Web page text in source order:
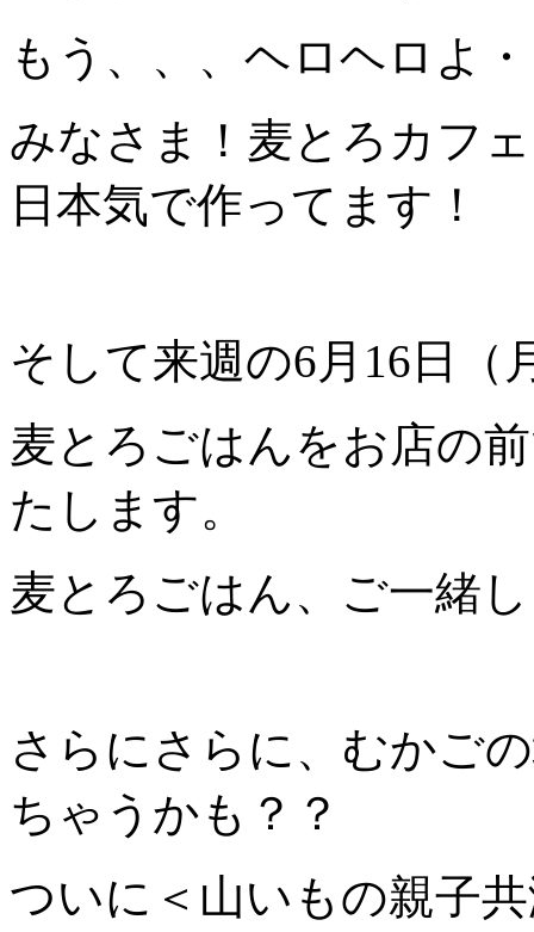
もう、、、ヘロヘロよ
みなさま！麦とろカフ
日本気で作ってます！
そして来週の6月16日
麦とろごはんをお店の
たします。
麦とろごはん、ご一緒
さらにさらに、むかご
ちゃうかも？？
ついに＜山いもの親子